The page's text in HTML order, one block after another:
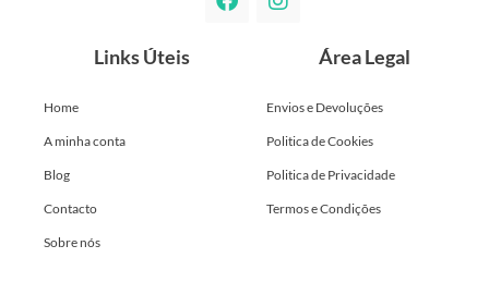
Links Úteis
Home
A minha conta
Blog
Contacto
Sobre nós
Área Legal
Envios e Devoluções
Politica de Cookies
Politica de Privacidade
Termos e Condições